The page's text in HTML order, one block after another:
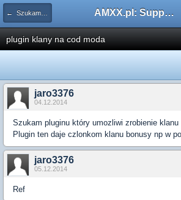
← Szukam pluginu AMXX.pl: Support AMX Mod X i SourceMod
plugin klany na cod moda
jaro3376
04.12.2014
Szukam pluginu który umozliwi zrobienie klanu
Plugin ten daje czlonkom klanu bonusy np w
jaro3376
05.12.2014
Ref